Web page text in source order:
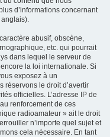
d’informations concernant
abusif, obscène,
etc. qui pourrait
dans lequel le serveur de
la loi internationale. Si
exposez à un
réservons le droit d’avertir
officielles. L’adresse IP de
renforcement de ces
radioamateur » ait le droit
n’importe quel sujet et
cela nécessaire. En tant